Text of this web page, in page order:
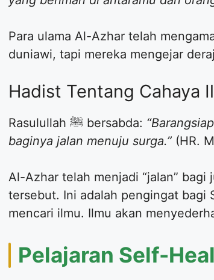
Para ulama Al-Azhar telah
duniawi, tapi mereka mengejar
Hadist Tentang Cahaya
Rasulullah ﷺ bersabda:
baginya jalan menuju surga.” (HR.
Al-Azhar telah menjadi “jalan”
tersebut. Ini adalah pengingat bagi
mencari ilmu. Ilmu akan
Pelajaran Self-